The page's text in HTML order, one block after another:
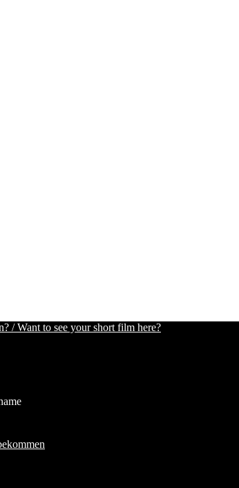
/ Want to see your short film here?